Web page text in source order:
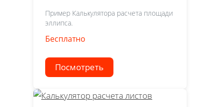
Пример Калькулятора расчета площади
эллипса.
Бесплатно
Посмотреть